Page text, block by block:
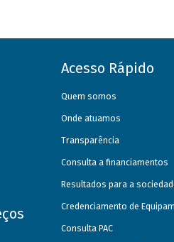
Acesso Rápido
Quem somos
Onde atuamos
Transparência
Consulta a financiamentos
Resultados para a
Credenciamento de
Consulta PAC